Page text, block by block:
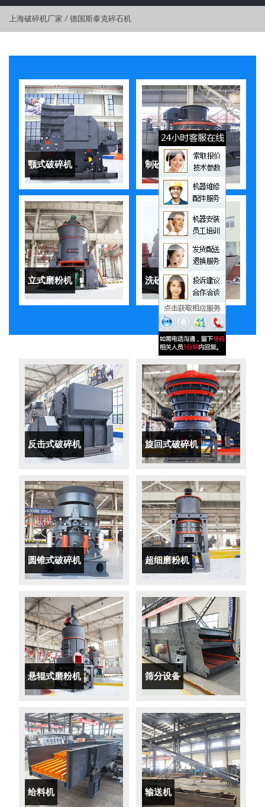
上海破碎机厂家 / 德国斯泰克碎石机
颚式破碎机 制砂机
立式磨粉机 洗砂机
反击式破碎机 旋回式破碎机
圆锥式破碎机 超细磨粉机
悬辊式磨粉机 筛分设备
给料机 输送机